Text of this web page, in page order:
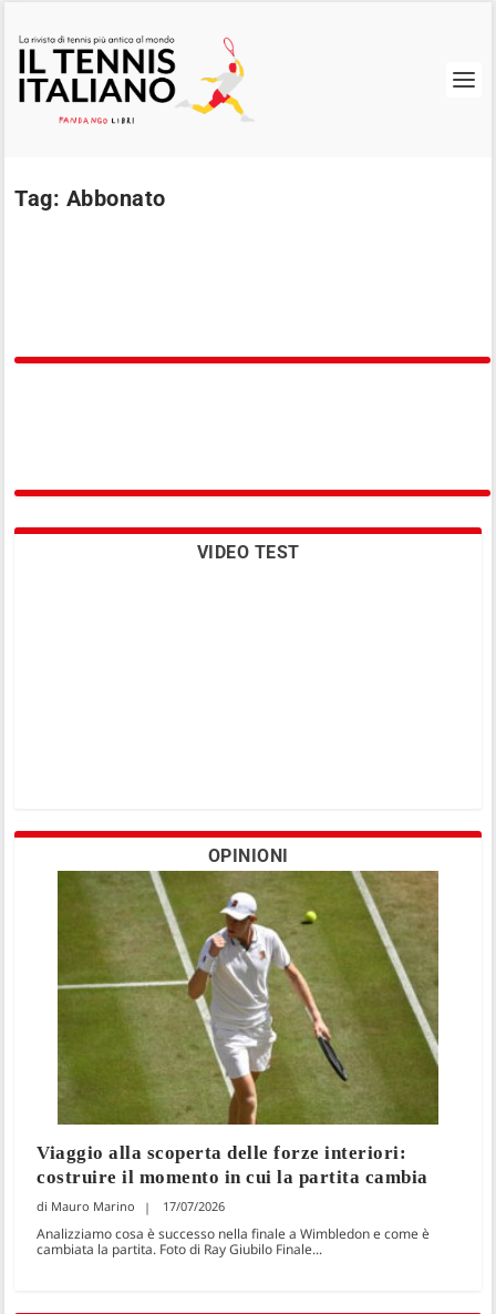
Tag: Abbonato
VIDEO TEST
OPINIONI
Viaggio alla scoperta delle forze interiori:
costruire il momento in cui la partita cambia
Mauro Marino 17/07/2026
Analizziamo cosa è successo nella finale a Wimbledon e come è
cambiata la partita. Foto di Ray Giubilo Finale...